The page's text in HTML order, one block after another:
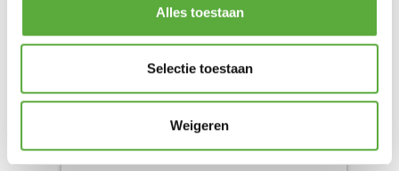
Alles toestaan
Selectie toestaan
Weigeren
BO-CAMP STOELHOES L
UNIVERSEEL BADSTOF LICHTGRIJS
Product bekijken